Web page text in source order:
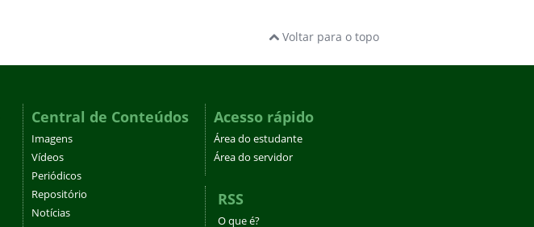
Voltar para o topo
Central de Conteúdos
Imagens
Vídeos
Periódicos
Repositório
Notícias
Acesso rápido
Área do estudante
Área do servidor
RSS
O que é?